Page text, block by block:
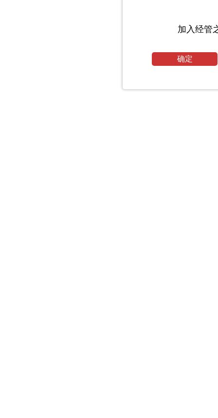
加入经管
确定